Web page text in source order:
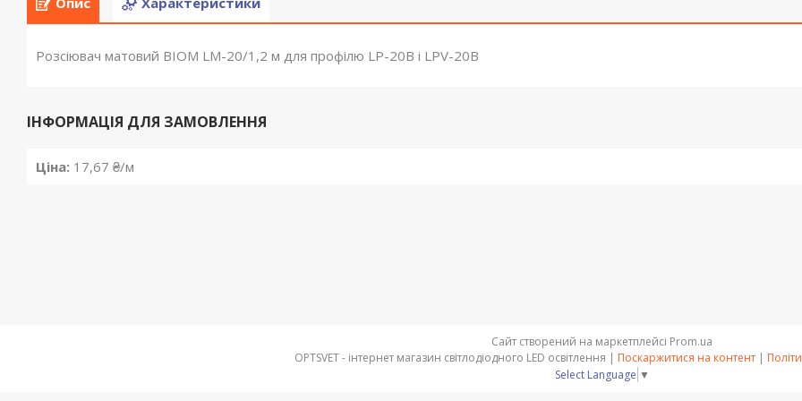
Розсіювач матовий BIOM LM-20/1,2 м для профілю LP-20B і LPV-20B
ІНФОРМАЦІЯ ДЛЯ ЗАМОВЛЕННЯ
Ціна: 17,67 ₴/м
Сайт створений на маркетплейсі Prom.ua
OPTSVET - інтернет магазин світлодіодного LED освітлення | Поскаржитися на контент |
Select Language ▼